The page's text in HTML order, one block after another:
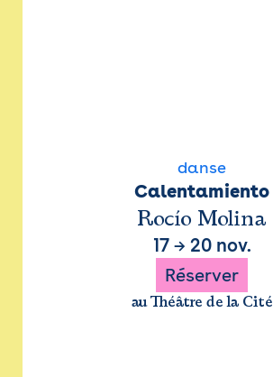
danse
Calentamiento
Rocío Molina
17→ 20 nov.
Réserver
au Théâtre de la Cité